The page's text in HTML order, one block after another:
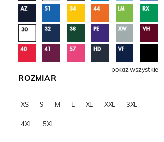
pokaż wszystkie
ROZMIAR
XS S M L XL XXL 3XL
4XL 5XL